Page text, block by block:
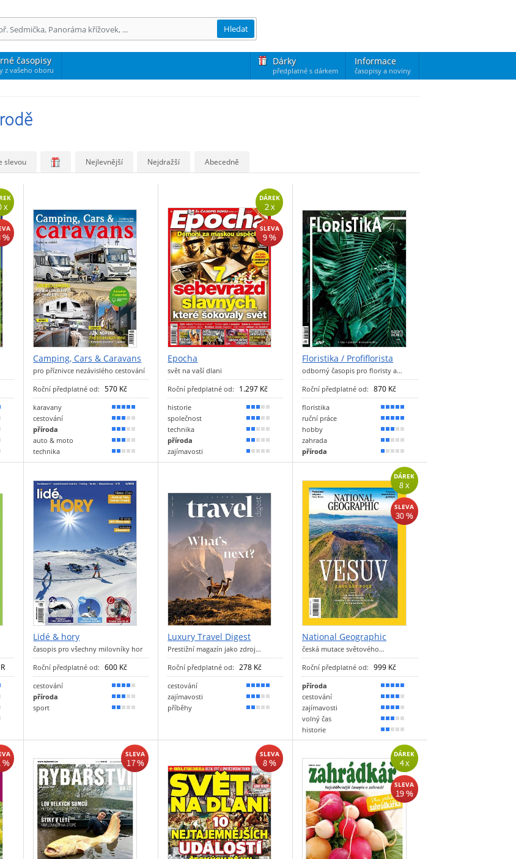
časopisy
z vašeho oboru
Dárky
předplatné s dárkem
Informace
časopisy a noviny
Hledat
slevou Nejlevnější Nejdražší Abecedně
x
%
Camping, Cars & Caravans
pro příznivce nezávislého cestování
Roční předplatné od: 570 Kč
karavany
90 %
cestování
60 %
příroda
50 %
auto & moto
50 %
technika
40 %
DÁREK
2 x
SLEVA
9 %
Epocha
svět na vaší dlani
Roční předplatné od: 1.297 Kč
historie
60 %
společnost
50 %
technika
40 %
příroda
30 %
zajímavosti
20 %
Floristika / Profiflorista
odborný časopis pro floristy a…
Roční předplatné od: 870 Kč
floristika
100 %
ruční práce
90 %
hobby
60 %
zahrada
40 %
příroda
20 %
Lidé & hory
časopis pro všechny milovníky hor
Roční předplatné od: 600 Kč
cestování
70 %
příroda
60 %
sport
40 %
Luxury Travel Digest
Prestižní magazín jako zdroj…
Roční předplatné od: 278 Kč
cestování
100 %
zajímavosti
60 %
příběhy
40 %
DÁREK
8 x
SLEVA
30 %
National Geographic
česká mutace světového…
Roční předplatné od: 999 Kč
příroda
90 %
cestování
80 %
zajímavosti
70 %
volný čas
60 %
historie
30 %
%
SLEVA
17 %
SLEVA
8 %
DÁREK
4 x
SLEVA
19 %